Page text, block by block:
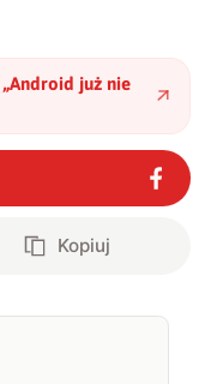
„Android już nie
Kopiuj